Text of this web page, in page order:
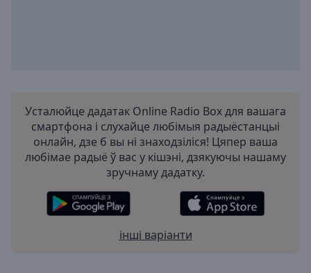
Усталюйце дадатак Online Radio Box для вашага
смартфона і слухайце любімыя радыёстанцыі
онлайн, дзе б вы ні знаходзіліся! Цяпер ваша
любімае радыё ў вас у кішэні, дзякуючы нашаму
зручнаму дадатку.
інші варіанти